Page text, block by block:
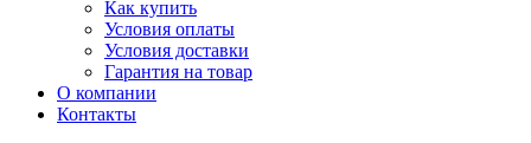
Как купить
Условия оплаты
Условия доставки
Гарантия на товар
О компании
Контакты